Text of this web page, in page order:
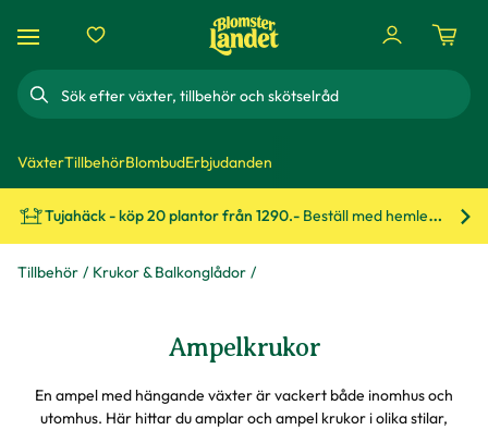
Sök
VäxterTillbehörBlombudErbjudanden
Tujahäck - köp 20 plantor från 1290.- Beställ med hemleverans!
Tillbehör Krukor & Balkonglådor
Ampelkrukor
En ampel med hängande växter är vackert både inomhus och
utomhus. Här hittar du amplar och ampel krukor i olika stilar,